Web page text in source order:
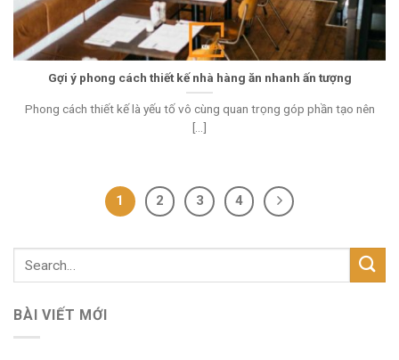
Gợi ý phong cách thiết kế nhà hàng ăn nhanh ấn tượng
Phong cách thiết kế là yếu tố vô cùng quan trọng góp phần tạo nên
[...]
1 2 3 4
BÀI VIẾT MỚI